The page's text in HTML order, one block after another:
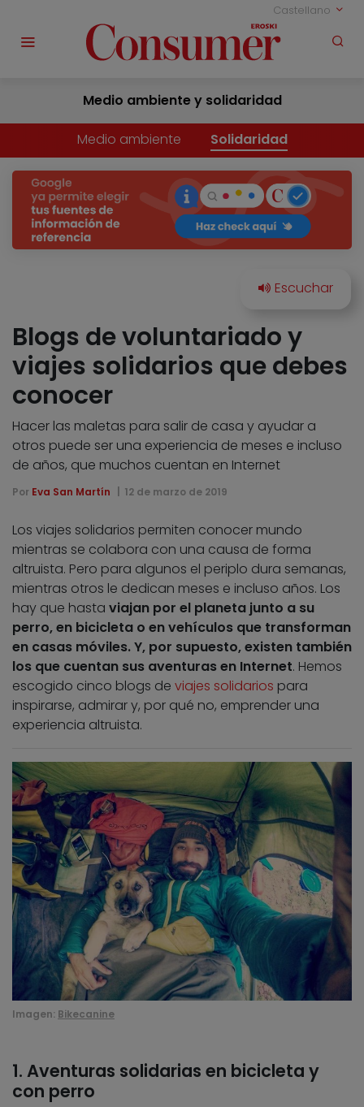
Castellano
Medio ambiente y solidaridad
Medio ambiente Solidaridad
Blogs de voluntariado y
viajes solidarios que debes
conocer
Hacer las maletas para salir de casa y ayudar a
otros puede ser una experiencia de meses e incluso
de años, que muchos cuentan en Internet
Por Eva San Martín 12 de marzo de 2019
Los viajes solidarios permiten conocer mundo
mientras se colabora con una causa de forma
altruista. Pero para algunos el periplo dura semanas,
mientras otros le dedican meses e incluso años. Los
hay que hasta viajan por el planeta junto a su
perro, en bicicleta o en vehículos que transforman
en casas móviles. Y, por supuesto, existen también
los que cuentan sus aventuras en Internet. Hemos
escogido cinco blogs de viajes solidarios para
inspirarse, admirar y, por qué no, emprender una
experiencia altruista.
Imagen: Bikecanine
1. Aventuras solidarias en bicicleta y
con perro